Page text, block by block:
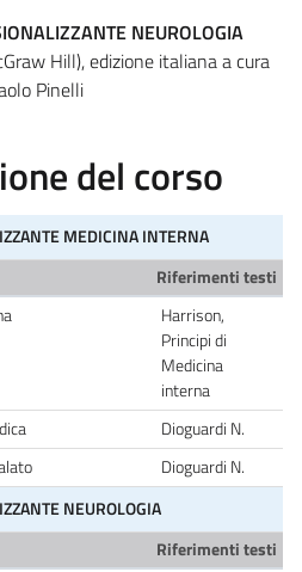
NEUROLOGIA
Hill), edizione italiana a cura
Pinelli
del corso
MEDICINA INTERNA
Riferimenti testi
Harrison,
Principi di
Medicina
interna
Dioguardi N.
Dioguardi N.
NEUROLOGIA
Riferimenti testi